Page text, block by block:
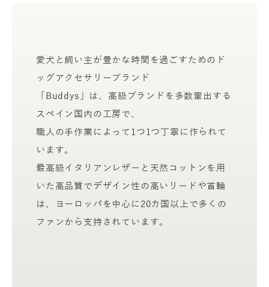
愛犬と飼い主が豊かな時間を過ごすためのド
ッグアクセサリーブランド
「Buddys」は、高級ブランドを多数輩出する
スペイン国内の工房で、
職人の手作業によって1つ1つ丁寧に作られて
います。
最高級イタリアンレザーと天然コットンを用
いた高品質でデザイン性の高いリードや首輪
は、ヨーロッパを中心に20カ国以上で多くの
ファンから支持されています。